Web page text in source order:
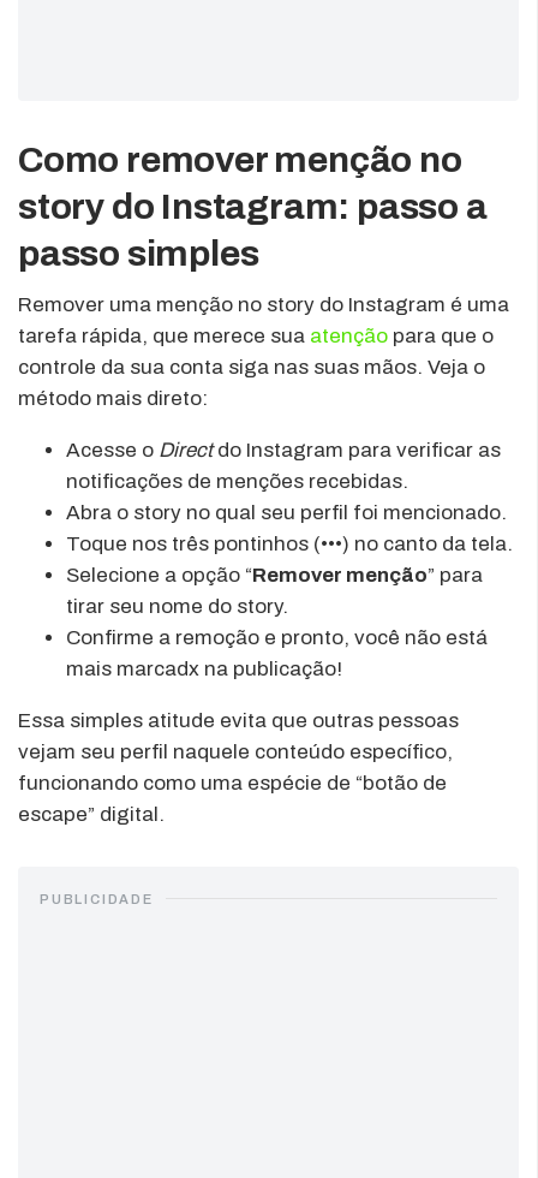
Como remover menção no
story do Instagram: passo a
passo simples
Remover uma menção no story do Instagram é uma
tarefa rápida, que merece sua atenção para que o
controle da sua conta siga nas suas mãos. Veja o
método mais direto:
Acesse o Directdo Instagram para verificar as
notificações de menções recebidas.
Abra o story no qual seu perfil foi mencionado.
Toque nos três pontinhos (•••) no canto da tela.
Selecione a opção “Remover menção” para
tirar seu nome do story.
Confirme a remoção e pronto, você não está
mais marcadx na publicação!
Essa simples atitude evita que outras pessoas
vejam seu perfil naquele conteúdo específico,
funcionando como uma espécie de “botão de
escape” digital.
PUBLICIDADE